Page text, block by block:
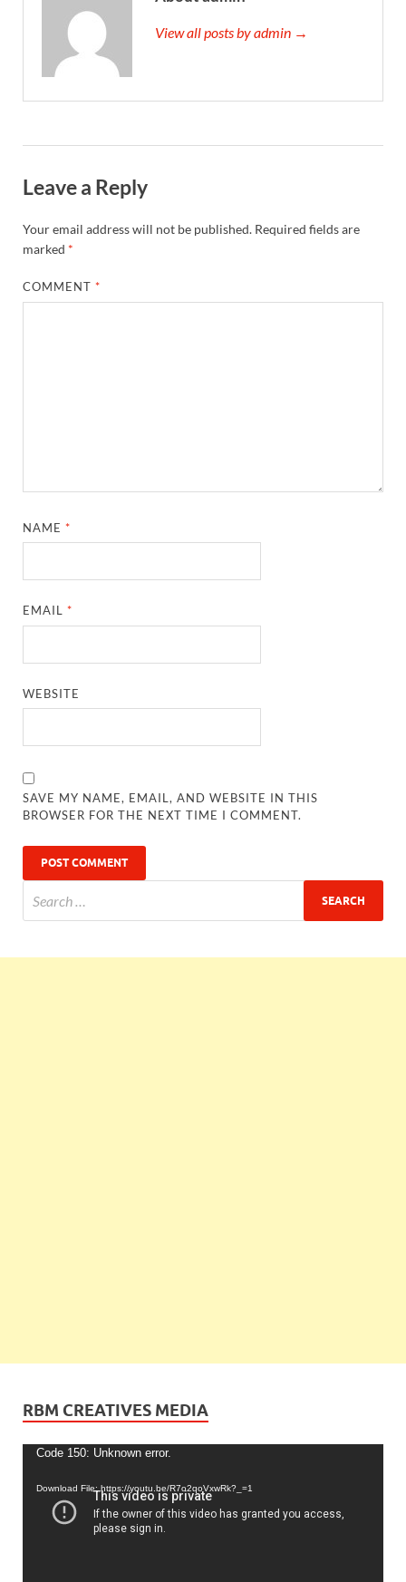
View all posts by admin →
Leave a Reply
Your email address will not be published. Required fields are
marked *
COMMENT*
NAME*
EMAIL*
WEBSITE
SAVE MY NAME, EMAIL, AND WEBSITE IN THIS
BROWSER FOR THE NEXT TIME I COMMENT.
RBM CREATIVES MEDIA
Video
Code 150: Unknown error.
Download File: https://youtu.be/R7o2qoVxwRk?_=1